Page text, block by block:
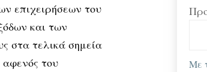
επιχειρήσεων του
και των
στα τελικά σημεία
αφενός του
Με